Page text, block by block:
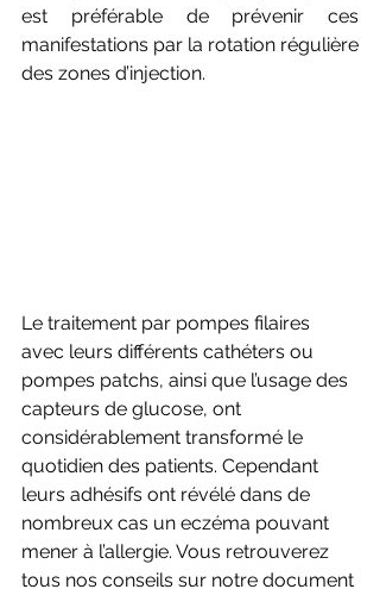
est préférable de prévenir ces
manifestations par la rotation régulière
des zones d’injection.
Le traitement par pompes filaires
avec leurs différents cathéters ou
pompes patchs, ainsi que l’usage des
capteurs de glucose, ont
considérablement transformé le
quotidien des patients. Cependant
leurs adhésifs ont révélé dans de
nombreux cas un eczéma pouvant
mener à l’allergie. Vous retrouverez
tous nos conseils sur notre document